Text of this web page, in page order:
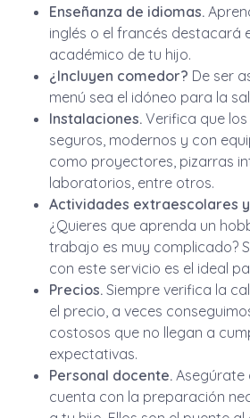
Enseñanza de idiomas.
inglés o el francés destacará
académico de tu hijo.
¿Incluyen comedor? De ser
menú sea el idóneo para la
Instalaciones. Verifica que
seguros, modernos y con
como proyectores, pizarras
laboratorios, entre otros.
Actividades extraescolares
¿Quieres que aprenda un
trabajo es muy complicado?
con este servicio es el ideal
Precios. Siempre verifica la
el precio, a veces
costosos que no llegan a
expectativas.
Personal docente. Asegúrate
cuenta con la preparación